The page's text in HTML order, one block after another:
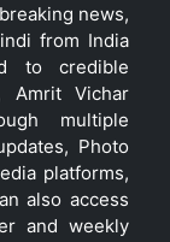
news,
from India
to credible
Amrit Vichar
multiple
Photo
platforms,
also access
and weekly